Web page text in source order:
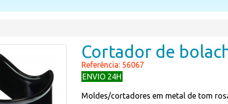
Cortador de
Referência: 56067
ENVIO 24H
Moldes/cortadores em metal de tom